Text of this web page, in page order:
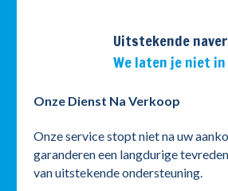
Uitstekende
We laten je niet
Onze Dienst Na Verkoop
Onze service stopt niet na uw
garanderen een langdurige
van uitstekende ondersteuning.